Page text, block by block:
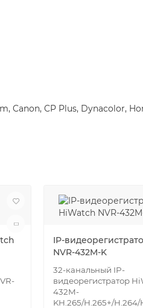
Canon, CP Plus, Dynacolor,
IP-
NVR-432M-K
32-канальный IP-
видеорегистратор
432M-
KH.265/H.265+/H.264/